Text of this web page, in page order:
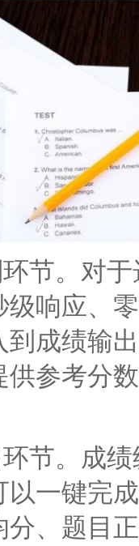
。对于
响应、
成绩输
参考分
。成绩
一键完
、题目